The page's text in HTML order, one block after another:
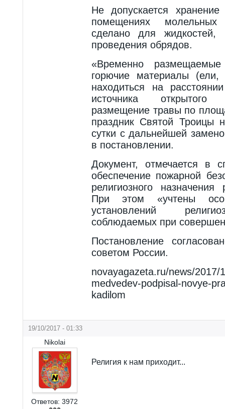
Не допускается
помещениях
сделано для жидкостей,
проведения обрядов.
«Временно
горючие материалы
находиться на
источника открытого
размещение травы по
праздник Святой Троицы
сутки с дальнейшей
в постановлении.
Документ, отмечается в
обеспечение пожарной
религиозного
При этом «учтены
установлений
соблюдаемых при
Постановление
советом России.
novayagazeta.ru/news/2017/
medvedev-podpisal-novye-
kadilom
19/10/2017 - 01:33
Nikolai
Ответов: 3972
Религия к нам приходит...